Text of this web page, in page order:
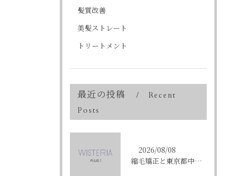
髪質改善
美髪ストレート
トリートメント
最近の投稿
Recent
Posts
2026/08/08
縮毛矯正と東京都中央区銀座で叶える髪質改善のポイントと理想の仕上がりを徹底解説